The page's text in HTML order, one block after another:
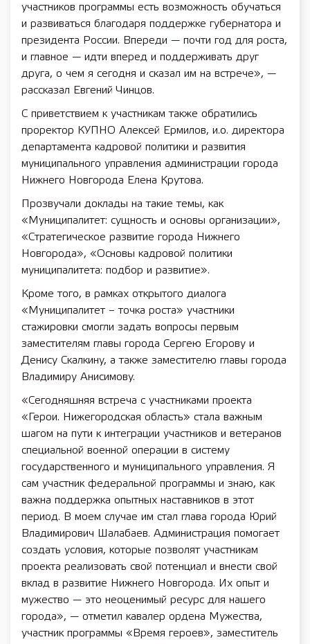
участников программы есть возможность обучаться
и развиваться благодаря поддержке губернатора и
президента России. Впереди — почти год для роста,
и главное — идти вперед и поддерживать друг
друга, о чем я сегодня и сказал им на встрече», —
рассказал Евгений Чинцов.
С приветствием к участникам также обратились
проректор КУПНО Алексей Ермилов, и.о. директора
департамента кадровой политики и развития
муниципального управления администрации города
Нижнего Новгорода Елена Крутова.
Прозвучали доклады на такие темы, как
«Муниципалитет: сущность и основы организации»,
«Стратегическое развитие города Нижнего
Новгорода», «Основы кадровой политики
муниципалитета: подбор и развитие».
Кроме того, в рамках открытого диалога
«Муниципалитет – точка роста» участники
стажировки смогли задать вопросы первым
заместителям главы города Сергею Егорову и
Денису Скалкину, а также заместителю главы города
Владимиру Анисимову.
«Сегодняшняя встреча с участниками проекта
«Герои. Нижегородская область» стала важным
шагом на пути к интеграции участников и ветеранов
специальной военной операции в систему
государственного и муниципального управления. Я
сам участник федеральной программы и знаю, как
важна поддержка опытных наставников в этот
период. В моем случае им стал глава города Юрий
Владимирович Шалабаев. Администрация помогает
создать условия, которые позволят участникам
проекта реализовать свой потенциал и внести свой
вклад в развитие Нижнего Новгорода. Их опыт и
мужество — это неоценимый ресурс для нашего
города», — отметил кавалер ордена Мужества,
участник программы «Время героев», заместитель